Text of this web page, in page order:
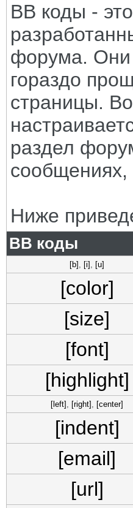
BB коды -
форума. Они
гораздо
страницы.
раздел
Ниже
BB коды
[b] , [i] , [u]
[color]
[size]
[font]
[highlight]
[left] , [right] , [center]
[indent]
[email]
[url]